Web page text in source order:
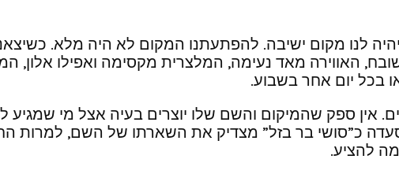
לנו מקום ישיבה. להפתעתנו המקום לא היה מלא.
האווירה מאד נעימה, המלצרית מקסימה ואפילו אלון,
בכל יום אחר בשבוע.
אין ספק שהמיקום והשם שלו יוצרים בעיה אצל מי
כ”סושי בר בזל” מצדיק את השארתו של השם,
להציע.